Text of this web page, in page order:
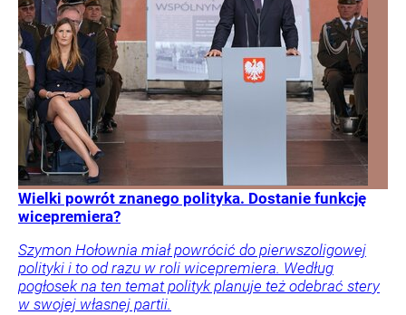
Wielki powrót znanego polityka. Dostanie funkcję
wicepremiera?
Szymon Hołownia miał powrócić do pierwszoligowej
polityki i to od razu w roli wicepremiera. Według
pogłosek na ten temat polityk planuje też odebrać stery
w swojej własnej partii.